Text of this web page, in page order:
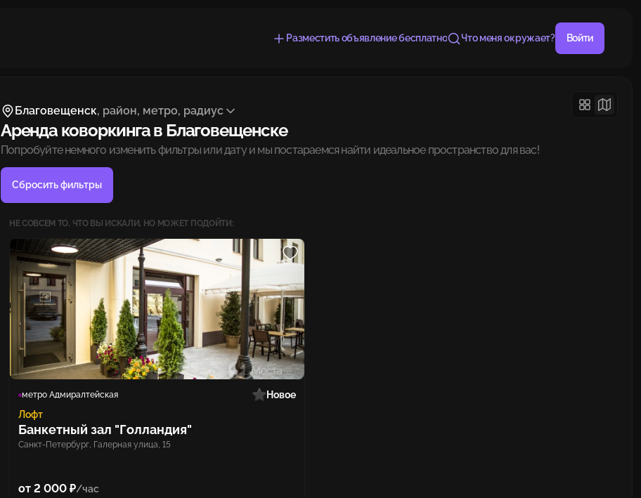
Разместить объявление бесплатно Что меня окружает? Войти
Благовещенск, район, метро, радиус
Аренда коворкинга в Благовещенске
Попробуйте немного изменить фильтры или дату и мы постараемся найти идеальное пространство для вас!
Сбросить фильтры
НЕ СОВСЕМ ТО, ЧТО ВЫ ИСКАЛИ, НО МОЖЕТ ПОДОЙТИ:
метро Адмиралтейская
Новое
Лофт
Банкетный зал "Голландия"
Санкт-Петербург, Галерная улица, 15
от 2 000 ₽/час